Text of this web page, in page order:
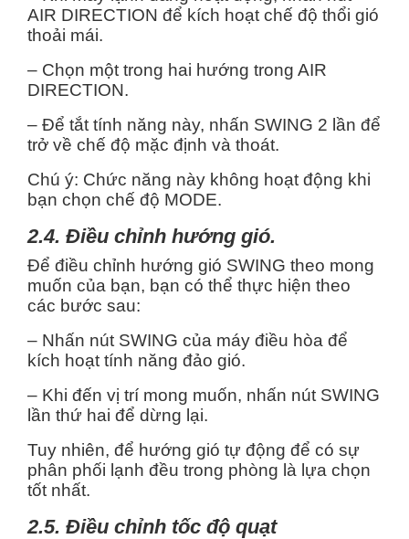
AIR DIRECTION để kích hoạt chế độ thổi gió
thoải mái.
– Chọn một trong hai hướng trong AIR
DIRECTION.
– Để tắt tính năng này, nhấn SWING 2 lần để
trở về chế độ mặc định và thoát.
Chú ý: Chức năng này không hoạt động khi
bạn chọn chế độ MODE.
2.4. Điều chỉnh hướng gió.
Để điều chỉnh hướng gió SWING theo mong
muốn của bạn, bạn có thể thực hiện theo
các bước sau:
– Nhấn nút SWING của máy điều hòa để
kích hoạt tính năng đảo gió.
– Khi đến vị trí mong muốn, nhấn nút SWING
lần thứ hai để dừng lại.
Tuy nhiên, để hướng gió tự động để có sự
phân phối lạnh đều trong phòng là lựa chọn
tốt nhất.
2.5. Điều chỉnh tốc độ quạt